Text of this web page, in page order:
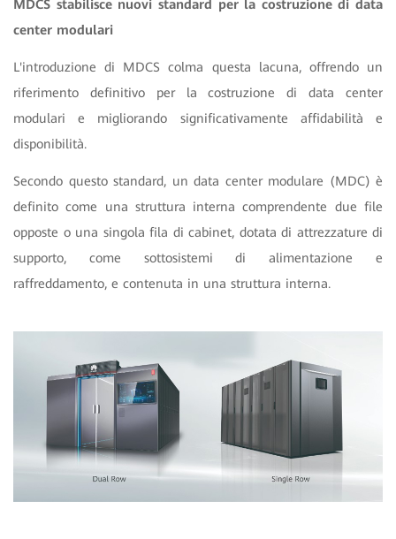
MDCS stabilisce nuovi standard per la costruzione di data
center modulari
L'introduzione di MDCS colma questa lacuna, offrendo un
riferimento definitivo per la costruzione di data center
modulari e migliorando significativamente affidabilità e
disponibilità.
Secondo questo standard, un data center modulare (MDC) è
definito come una struttura interna comprendente due file
opposte o una singola fila di cabinet, dotata di attrezzature di
supporto, come sottosistemi di alimentazione e
raffreddamento, e contenuta in una struttura interna.